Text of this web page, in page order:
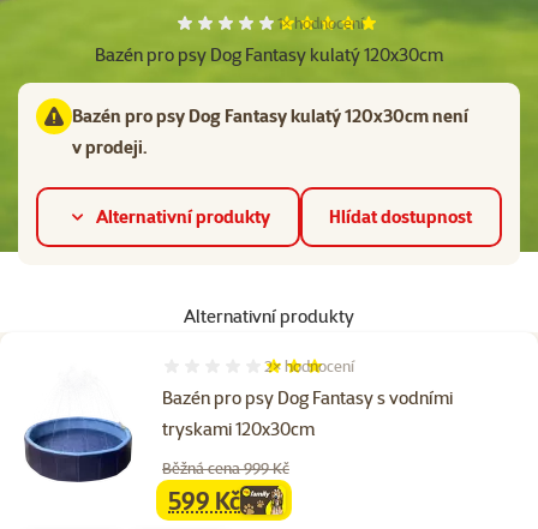
Bazén pro psy Dog Fantasy kulatý 120x30cm
Hodnocení 100%, počet hodnocení:
1×hodnocení
Bazén pro psy Dog Fantasy kulatý 120x30cm není
v prodeji.
Alternativní produkty Hlídat dostupnost
Alternativní produkty
Bazén pro psy Dog Fantasy s vodními
tryskami 120x30cm
Hodnocení 60%, počet hodnocení: 2
2× hodnocení
Běžná cena 999 Kč
familycena
599 Kč